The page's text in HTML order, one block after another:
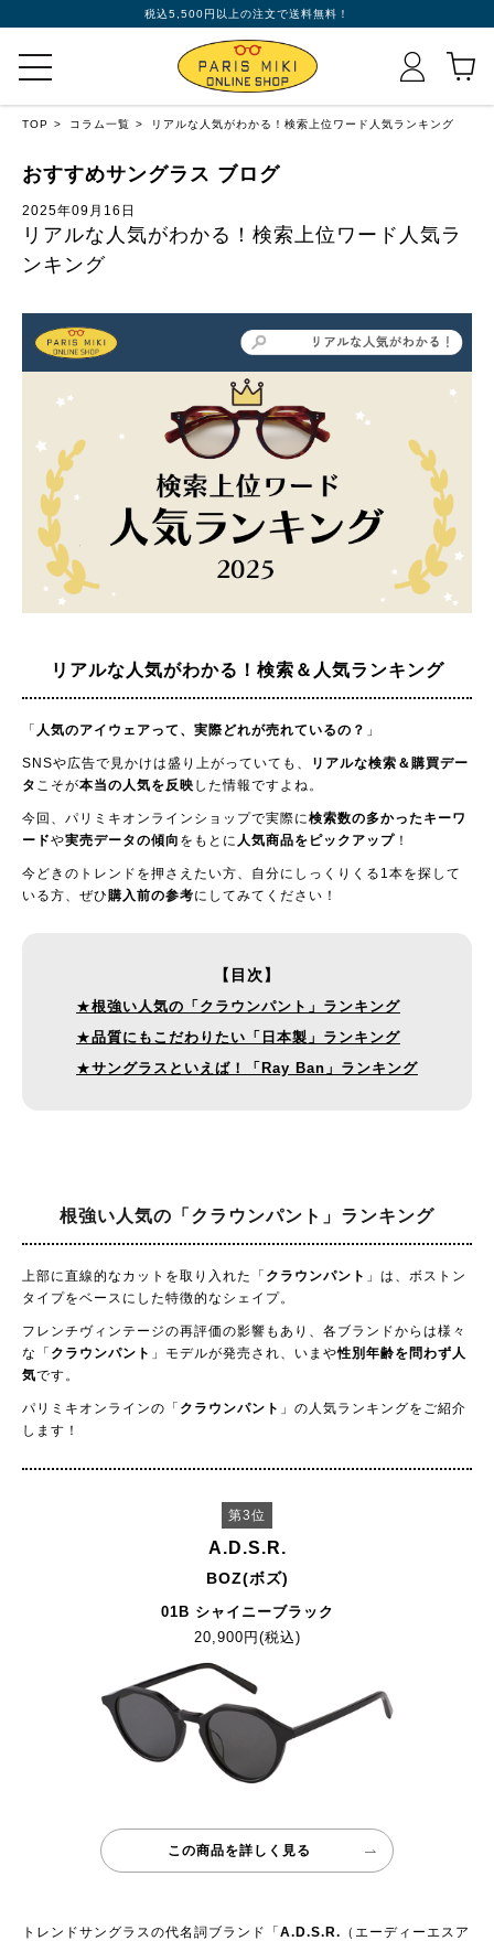
税込5,500円以上の注文で送料無料！
TOP コラム一覧 リアルな人気がわかる！検索上位ワード人気ランキング
おすすめサングラス ブログ
2025年09月16日
リアルな人気がわかる！検索上位ワード人気ラ
ンキング
リアルな人気がわかる！ 検索＆人気ランキング
「 人気のアイウェアって、実際どれが売れているの？ 」
SNSや広告で見かけは盛り上がっていても、
リアルな検索＆購買デー
タ こそが本当の人気を反映 した情報ですよね。
今回、パリミキオンラインショップで実際に検索数の多かったキーワ
ードや実売データの傾向 をもとに 人気商品をピックアップ ！
今どきのトレンドを押さえたい方、自分にしっくりくる1本を探して
いる方、ぜひ購入前の参考にしてみてください！
【目次】
★根強い人気の「クラウンパント」ランキング
★品質にもこだわりたい「日本製」ランキング
★サングラスといえば！「Ray Ban」ランキング
根強い人気の 「クラウンパント」ランキング
上部に直線的なカットを取り入れた「 クラウンパント 」は、ボストン
タイプをベースにした特徴的なシェイプ。
フレンチヴィンテージの再評価の影響もあり、各ブランドからは様々
な「 クラウンパント 」モデルが発売され、いまや性別年齢を問わず人
気です。
パリミキオンラインの「 クラウンパント 」の人気ランキングをご紹介
します！
第3位
A.D.S.R.
BOZ(ボズ)
01B シャイニーブラック
20,900円(税込)
この商品を詳しく見る
トレンドサングラスの代名詞ブランド「A.D.S.R. （エーディーエスア